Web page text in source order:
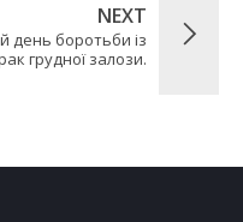
NEXT
день боротьби із
грудної залози.